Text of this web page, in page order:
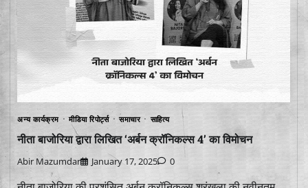
अन्य कार्यक्रम मीडिया रिपोर्ट्स समाचार साहित्य
नीता बाजोरिया द्वारा लिखित ‘अर्बन क्रॉनिकल्स 4’ का विमोचन
Abir Mazumdar January 17, 2025 0